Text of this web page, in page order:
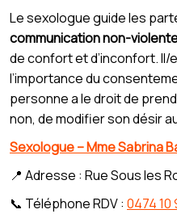
Le sexologue guide les
communication non-
de confort et d’inconfort. Il/
l’importance du
personne a le droit de
non, de modifier son désir
Sexologue – Mme Sabrina
📍 Adresse : Rue Sous les
📞 Téléphone RDV : 0474 10